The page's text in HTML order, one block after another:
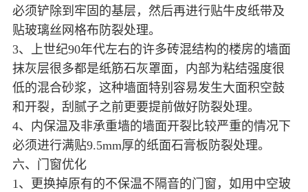
必须铲除到牢固的基层，然后再进行贴牛皮纸带及
贴玻璃丝网格布防裂处理。
3、上世纪90年代左右的许多砖混结构的楼房的墙面
抹灰层很多都是纸筋石灰罩面，内部为粘结强度很
低的混合砂浆，这种墙面特别容易发生大面积空鼓
和开裂，刮腻子之前更要提前做好防裂处理。
4、内保温及非承重墙的墙面开裂比较严重的情况下
必须进行满贴9.5mm厚的纸面石膏板防裂处理。
六、门窗优化
1、更换掉原有的不保温不隔音的门窗，如用中空玻